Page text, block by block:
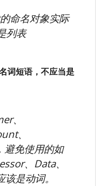
命名对象实际
列表
词短语，不应当是
、
、
免使用的如
、Data、
是动词。